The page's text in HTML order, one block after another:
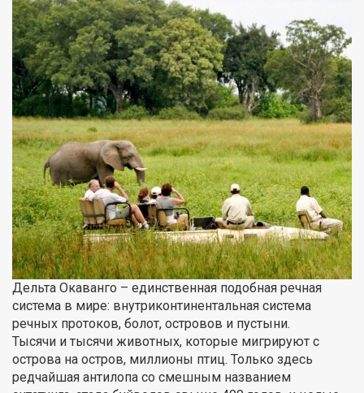
Дельта Окаванго – единственная подобная речная
система в мире: внутриконтинентальная система
речных протоков, болот, островов и пустыни.
Тысячи и тысячи животных, которые мигрируют с
острова на остров, миллионы птиц. Только здесь
редчайшая антилопа со смешным названием